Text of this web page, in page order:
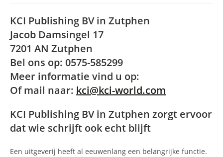
KCI Publishing BV in Zutphen
Jacob Damsingel 17
7201 AN Zutphen
Bel ons op: 0575-585299
Meer informatie vind u op:
Of mail naar: kci@kci-world.com
KCI Publishing BV in Zutphen zorgt ervoor
dat wie schrijft ook echt blijft
Een uitgeverij heeft al eeuwenlang een belangrijke functie.